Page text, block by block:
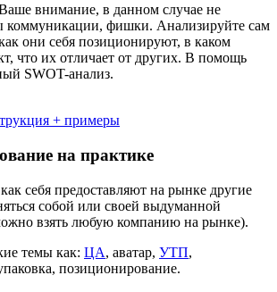
внимание, в данном случае не
коммуникации, фишки. Анализируйте сам
они себя позиционируют, в каком
что их отличает от других. В помощь
SWOT-анализ.
+ примеры
на практике
себя предоставляют на рынке другие
собой или своей выдуманной
взять любую компанию на рынке).
темы как: ЦА, аватар, УТП,
позиционирование.